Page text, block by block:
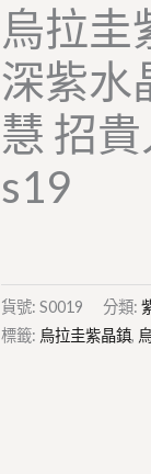
烏拉圭
深紫水
慧 招
s19
貨號: S0019 分類:
標籤: 烏拉圭紫晶鎮,